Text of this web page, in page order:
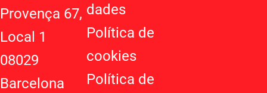
Provença 67,
Local 1
08029
Barcelona
dades
Política de
cookies
Política de